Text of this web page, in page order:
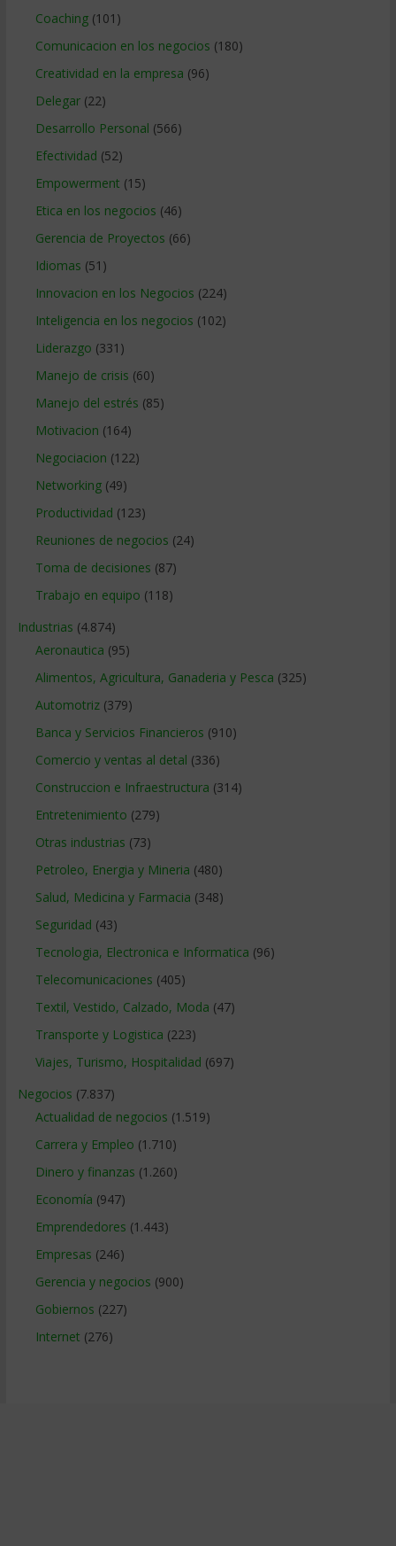
Coaching(101)
Comunicacion en los negocios (180)
Creatividad en la empresa (96)
Delegar(22)
Desarrollo Personal (566)
Efectividad (52)
Empowerment (15)
Etica en los negocios (46)
Gerencia de Proyectos (66)
Idiomas (51)
Innovacion en los Negocios (224)
Inteligencia en los negocios (102)
Liderazgo (331)
Manejo de crisis (60)
Manejo del estrés (85)
Motivacion (164)
Negociacion (122)
Networking(49)
Productividad (123)
Reuniones de negocios (24)
Toma de decisiones (87)
Trabajo en equipo (118)
Industrias (4.874)
Aeronautica (95)
Alimentos, Agricultura, Ganaderia y Pesca (325)
Automotriz(379)
Banca y Servicios Financieros (910)
Comercio y ventas al detal (336)
Construccion e Infraestructura (314)
Entretenimiento (279)
Otras industrias (73)
Petroleo, Energia y Mineria (480)
Salud, Medicina y Farmacia (348)
Seguridad (43)
Tecnologia, Electronica e Informatica (96)
Telecomunicaciones (405)
Textil, Vestido, Calzado, Moda (47)
Transporte y Logistica (223)
Viajes, Turismo, Hospitalidad (697)
Negocios (7.837)
Actualidad de negocios (1.519)
Carrera y Empleo (1.710)
Dinero y finanzas (1.260)
Economía (947)
Emprendedores (1.443)
Empresas (246)
Gerencia y negocios (900)
Gobiernos (227)
Internet (276)